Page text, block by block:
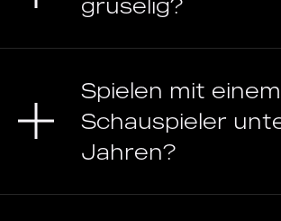
gruselig?
Spielen mit
Schauspieler
Jahren?